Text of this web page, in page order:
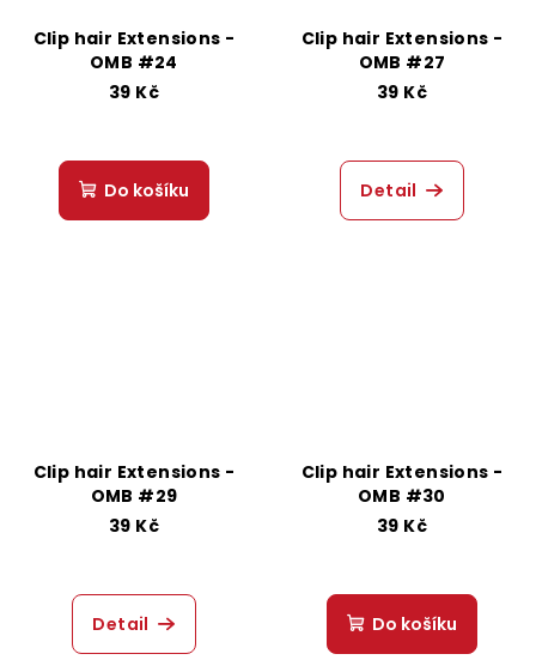
Clip hair Extensions -
OMB #24
39 Kč
Do košíku
Clip hair Extensions -
OMB #27
39 Kč
Detail
Clip hair Extensions -
OMB #29
39 Kč
Detail
Clip hair Extensions -
OMB #30
39 Kč
Do košíku